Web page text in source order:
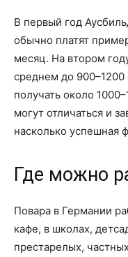
В первый год
обычно платят
месяц. На втором
среднем до
получать около
могут отличаться и
насколько успешная
Где можно
Повара в Германии
кафе, в школах,
престарелых,